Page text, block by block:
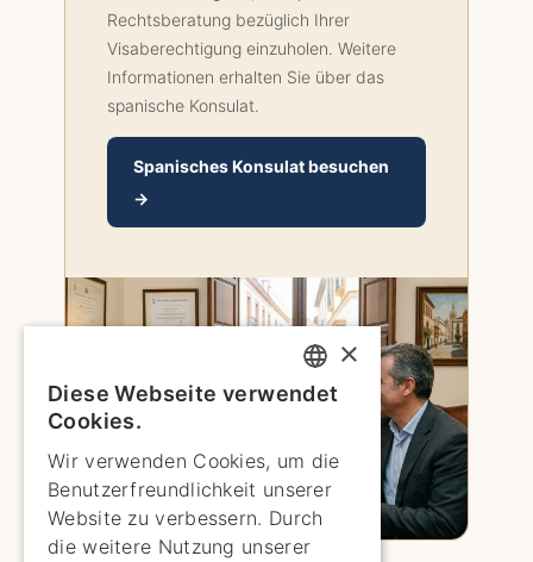
Rechtsberatung bezüglich Ihrer
Visaberechtigung einzuholen. Weitere
Informationen erhalten Sie über das
spanische Konsulat.
Spanisches Konsulat besuchen
→
ENGLISH
ENGLISH
SPANISH
GERMAN
×
Diese Webseite verwendet
Cookies.
Wir verwenden Cookies, um die
Benutzerfreundlichkeit unserer
Website zu verbessern. Durch
die weitere Nutzung unserer